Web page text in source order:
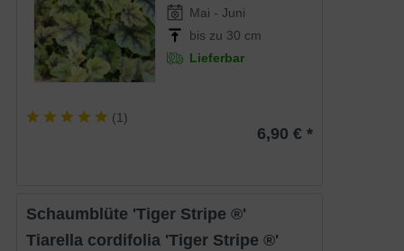
Mai - Juni
bis zu 30 cm
Lieferbar
(1)
6,90 € *
Schaumblüte 'Tiger Stripe ®'
Tiarella cordifolia 'Tiger Stripe ®'